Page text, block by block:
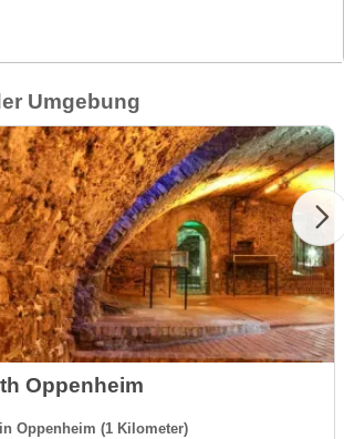
Umgebung
Oppenheim
Oppenheim (1 Kilometer)